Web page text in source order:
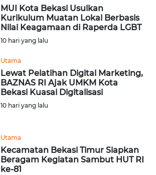
MUI Kota Bekasi Usulkan
Kurikulum Muatan Lokal Berbasis
Nilai Keagamaan di Raperda LGBT
10 hari yang lalu
Utama
Lewat Pelatihan Digital Marketing,
BAZNAS RI Ajak UMKM Kota
Bekasi Kuasai Digitalisasi
10 hari yang lalu
Utama
Kecamatan Bekasi Timur Siapkan
Beragam Kegiatan Sambut HUT RI
ke-81